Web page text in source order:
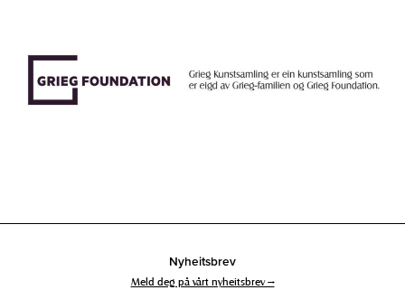
Nyheitsbrev
Meld deg på vårt nyheitsbrev →